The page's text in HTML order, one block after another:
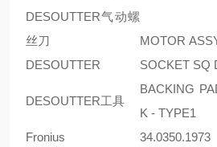
DESOUTTER气动螺
丝刀
MOTOR
DESOUTTER
SOCKET SQ
DESOUTTER工具
BACKING
K - TYPE1
Fronius
34.0350.1973